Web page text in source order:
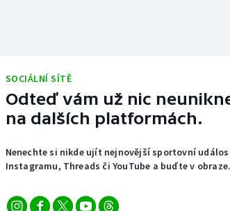
SOCIÁLNÍ SÍTĚ
Odteď vám už nic
na dalších platformách.
Nenechte si nikde ujít nejnovější sportovní
Instagramu, Threads či YouTube a buďte v obraze.